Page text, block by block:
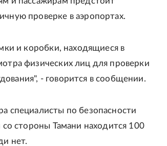
проверке в аэропортах.
и коробки, находящиеся в
физических лиц для проверки
- говорится в сообщении.
специалисты по безопасности
стороны Тамани находится 100
нет.